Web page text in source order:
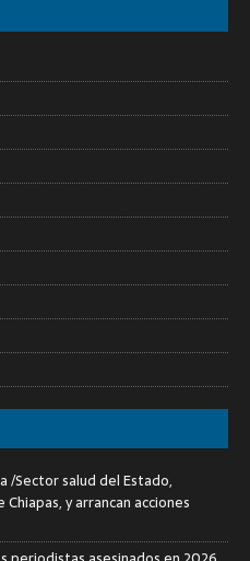
/Sector salud del Estado,
y arrancan acciones